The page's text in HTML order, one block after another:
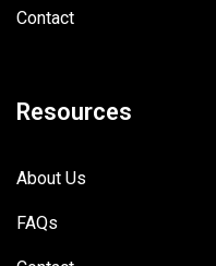
Contact
Resources
About Us
FAQs